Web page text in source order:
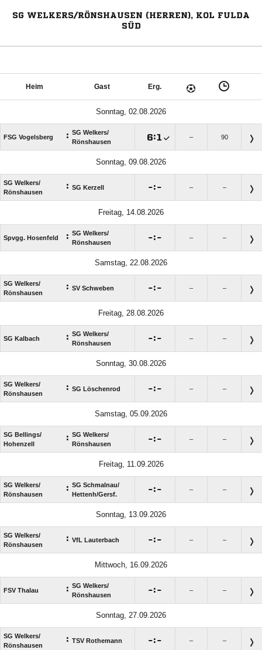
SG WELKERS/RÖNSHAUSEN (HERREN), KOL FULDA
SÜD
Heim Gast Erg.
Sonntag, 02.08.2026
FSG Vogelsberg : SG Welkers/​
Rönshausen
: – 90
Sonntag, 09.08.2026
SG Welkers/​
Rönshausen
: SG Kerzell : – –
Freitag, 14.08.2026
Spvgg. Hosenfeld : SG Welkers/​
Rönshausen
: – –
Samstag, 22.08.2026
SG Welkers/​
Rönshausen
: SV Schweben : – –
Freitag, 28.08.2026
SG Kalbach : SG Welkers/​
Rönshausen
: – –
Sonntag, 30.08.2026
SG Welkers/​
Rönshausen
: SG Löschenrod : – –
Samstag, 05.09.2026
SG Bellings/​
Hohenzell
: SG Welkers/​
Rönshausen
: – –
Freitag, 11.09.2026
SG Welkers/​
Rönshausen
: SG Schmalnau/​
Hettenh/​Gersf.
: – –
Sonntag, 13.09.2026
SG Welkers/​
Rönshausen
: VfL Lauterbach : – –
Mittwoch, 16.09.2026
FSV Thalau : SG Welkers/​
Rönshausen
: – –
Sonntag, 27.09.2026
SG Welkers/​
Rönshausen
: TSV Rothemann : – –